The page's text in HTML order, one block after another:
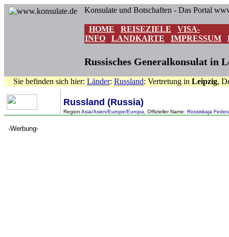
Konsulate und Botschaften - Das Portal
HOME REISEZIELE
VISA-
INFO
LANDKARTE IMPRESSUM
Russisches Generalkonsulat in
Sie befinden sich hier: Länder: Russland: Vertretung in Leipzig,
Russland (Russia)
Region Asia/Asien/Europe/Europa , Offizieller Name: Rossiskaja
-Werbung-